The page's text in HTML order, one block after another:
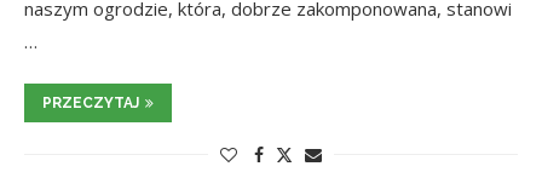
naszym ogrodzie, która, dobrze zakomponowana, stanowi
…
PRZECZYTAJ